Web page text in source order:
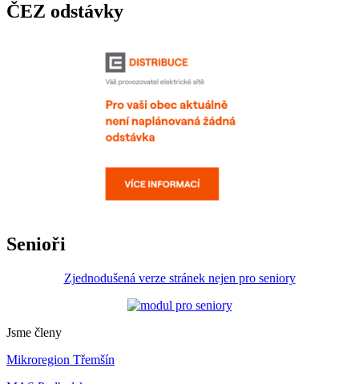
ČEZ odstávky
Senioři
Zjednodušená verze stránek nejen pro seniory
Jsme členy
Mikroregion Třemšín